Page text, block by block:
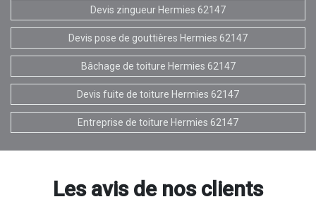
Devis zingueur Hermies 62147
Devis pose de gouttières Hermies 62147
Bâchage de toiture Hermies 62147
Devis fuite de toiture Hermies 62147
Entreprise de toiture Hermies 62147
Les avis de nos clients